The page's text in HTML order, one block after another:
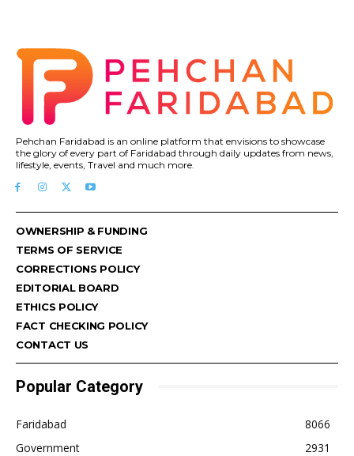
Pehchan Faridabad is an online platform that envisions to showcase
the glory of every part of Faridabad through daily updates from news,
lifestyle, events, Travel and much more.
OWNERSHIP & FUNDING
TERMS OF SERVICE
CORRECTIONS POLICY
EDITORIAL BOARD
ETHICS POLICY
FACT CHECKING POLICY
CONTACT US
Popular Category
Faridabad
8066
Government
2931